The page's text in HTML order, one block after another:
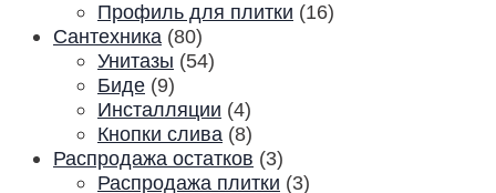
Профиль для плитки (16)
Сантехника (80)
Унитазы (54)
Биде (9)
Инсталляции (4)
Кнопки слива (8)
Распродажа остатков (3)
Распродажа плитки (3)